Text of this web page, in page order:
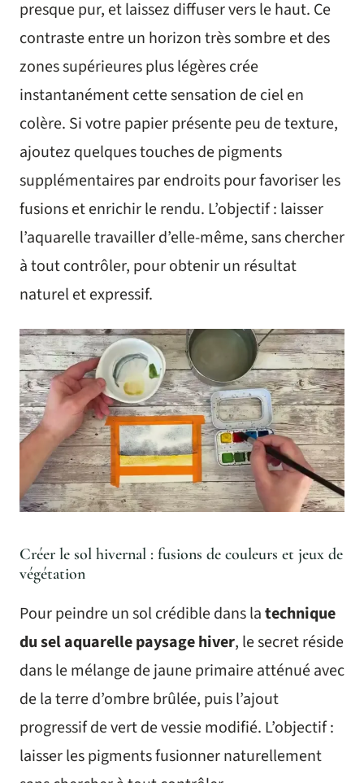
presque pur, et laissez diffuser vers le haut. Ce
contraste entre un horizon très sombre et des
zones supérieures plus légères crée
instantanément cette sensation de ciel en
colère. Si votre papier présente peu de texture,
ajoutez quelques touches de pigments
supplémentaires par endroits pour favoriser les
fusions et enrichir le rendu. L’objectif : laisser
l’aquarelle travailler d’elle-même, sans chercher
à tout contrôler, pour obtenir un résultat
naturel et expressif.
Créer le sol hivernal : fusions de couleurs et jeux de
végétation
Pour peindre un sol crédible dans latechnique
du sel aquarelle paysage hiver, le secret réside
dans le mélange de jaune primaire atténué avec
de la terre d’ombre brûlée, puis l’ajout
progressif de vert de vessie modifié. L’objectif :
laisser les pigments fusionner naturellement